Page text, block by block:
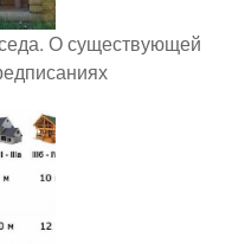
О существующей